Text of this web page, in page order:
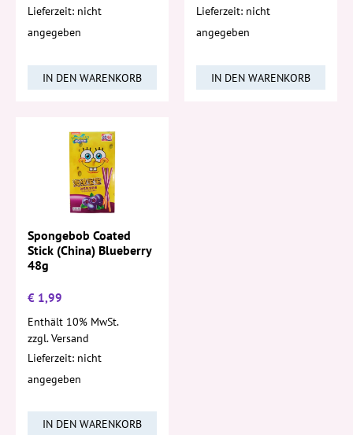
Lieferzeit: nicht
angegeben
IN DEN WARENKORB
Lieferzeit: nicht
angegeben
IN DEN WARENKORB
Spongebob Coated
Stick (China) Blueberry
48g
€ 1,99
Enthält 10% MwSt.
zzgl.Versand
Lieferzeit: nicht
angegeben
IN DEN WARENKORB